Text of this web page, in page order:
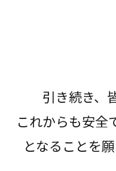
引き続き、
これからも安全
となることを